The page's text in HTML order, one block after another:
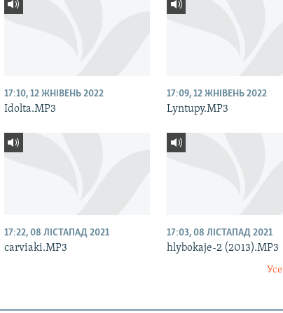
17:10, 12 ЖНІВЕНЬ 2022
Idolta.MP3
17:09, 12 ЖНІВЕНЬ 2022
Lyntupy.MP3
17:22, 08 ЛІСТАПАД 2021
carviaki.MP3
17:03, 08 ЛІСТАПАД 2021
hlybokaje-2 (2013).MP3